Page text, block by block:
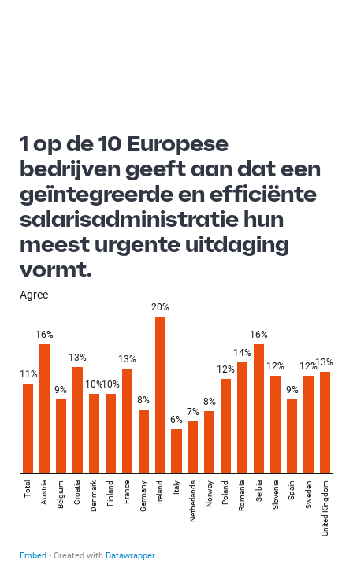
1 op de 10 Europese
bedrijven geeft aan dat een
geïntegreerde en efficiënte
salarisadministratie hun
meest urgente uitdaging
vormt.